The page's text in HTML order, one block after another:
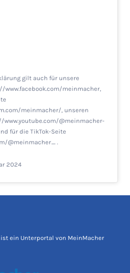
gilt auch für unsere
www.facebook.com/meinmacher,
meinmacher/, unseren
@meinmacher-
für die TikTok-Seite
@meinmacher_ .
2024
ein Unterportal von MeinMacher